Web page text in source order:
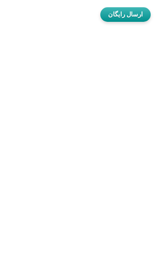
ارسال رایگان